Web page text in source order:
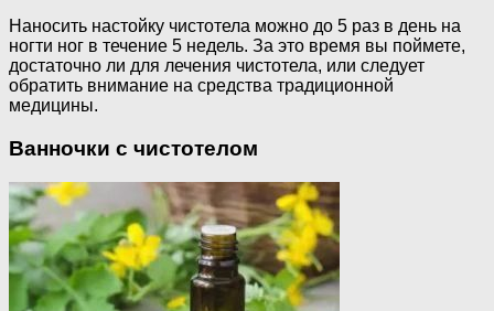
Наносить настойку чистотела можно до 5 раз в день на
ногти ног в течение 5 недель. За это время вы поймете,
достаточно ли для лечения чистотела, или следует
обратить внимание на средства традиционной
медицины.
Ванночки с чистотелом